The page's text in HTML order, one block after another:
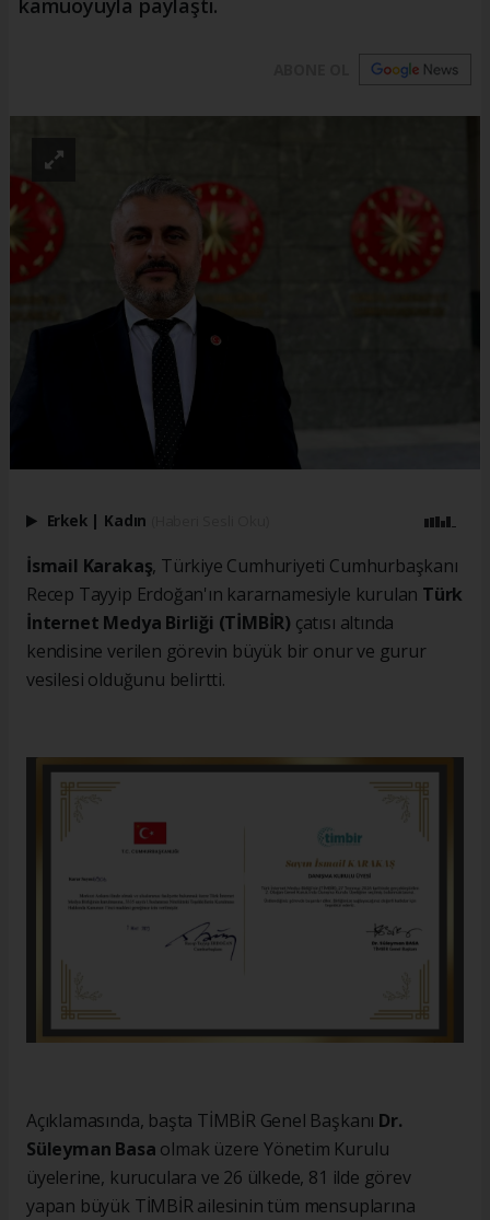
kamuoyuyla paylaştı.
Erkek | Kadın
İsmail Karakaş, Türkiye Cumhuriyeti Cumhurbaşkanı
Recep Tayyip Erdoğan'ın kararnamesiyle kurulan Türk
İnternet Medya Birliği (TİMBİR) çatısı altında
kendisine verilen görevin büyük bir onur ve gurur
vesilesi olduğunu belirtti.
Açıklamasında, başta TİMBİR Genel Başkanı Dr.
Süleyman Basa olmak üzere Yönetim Kurulu
üyelerine, kuruculara ve 26 ülkede, 81 ilde görev
yapan büyük TİMBİR ailesinin tüm mensuplarına